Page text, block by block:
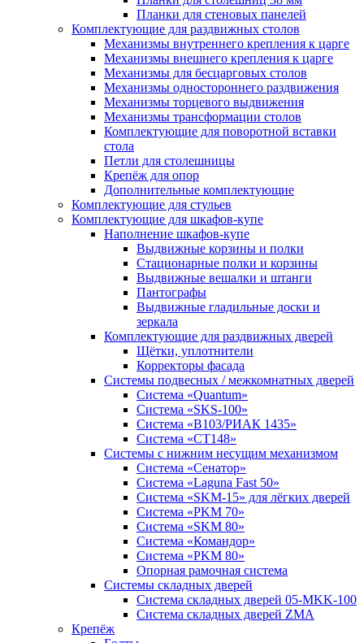
Планки для стеновых панелей
Комплектующие для раздвижных столов
Механизмы внутреннего крепления к царге
Механизмы внешнего крепления к царге
Механизмы для бесцарговых столов
Механизмы одностороннего раздвижения
Механизмы торцевого выдвижения
Механизмы трансформации столов
Комплектующие для поворотной вставки
стола
Петли для столешницы
Крепёж для опор
Дополнительные комплектующие
Комплектующие для стульев
Комплектующие для шкафов-купе
Наполнение шкафов-купе
Выдвижные корзины и полки
Стационарные полки и корзины
Выдвижные вешалки и штанги
Пантографы
Выдвижные гладильные доски и
зеркала
Комплектующие для раздвижных дверей
Щётки, уплотнители
Корректоры фасада
Системы подвесных / межкомнатных дверей
Система «Quantum»
Система «SKS-100»
Система «B103/РИАК 1435»
Система «СТ148»
Системы с нижним несущим механизмом
Система «Сенатор»
Система «Laguna Fast 50»
Система «SKM-15» для лёгких дверей
Система «PKM 70»
Система «SKM 80»
Система «Командор»
Система «PKM 80»
Опорная рамочная система
Системы складных дверей
Система складных дверей 05-MKK-100
Система складных дверей ZMA
Крепёж